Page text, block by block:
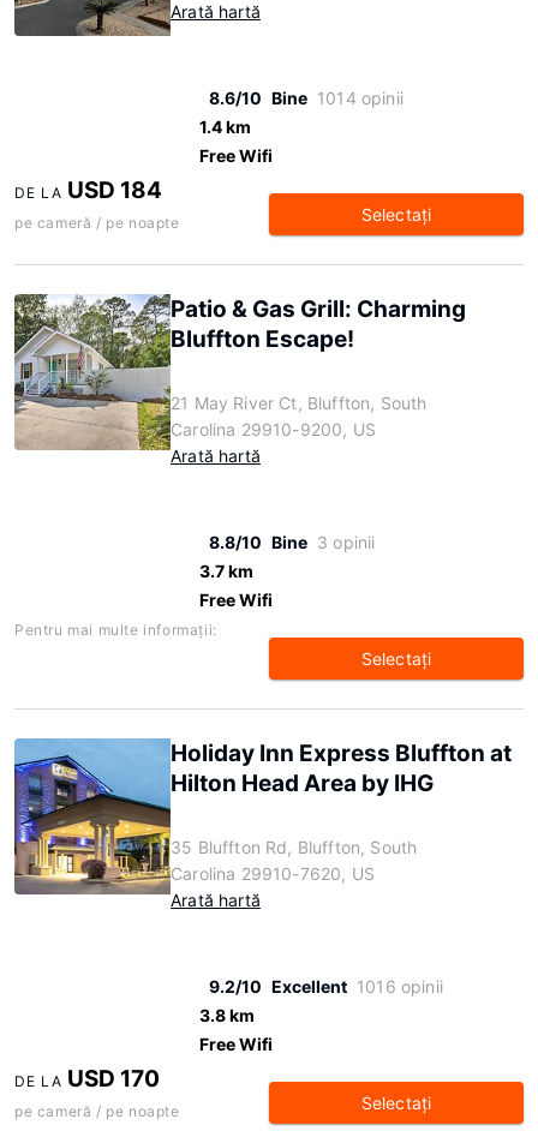
Arată hartă
8.6/10 Bine 1014 opinii
1.4 km
Free Wifi
DE LA USD 184
pe cameră / pe noapte Selectaţi
Patio & Gas Grill: Charming
Bluffton Escape!
21 May River Ct, Bluffton, South
Carolina 29910-9200, US
Arată hartă
8.8/10 Bine 3 opinii
3.7 km
Free Wifi
Pentru mai multe informaţii:
Selectaţi
Holiday Inn Express Bluffton at
Hilton Head Area by IHG
35 Bluffton Rd, Bluffton, South
Carolina 29910-7620, US
Arată hartă
9.2/10 Excellent 1016 opinii
3.8 km
Free Wifi
DE LA USD 170
pe cameră / pe noapte Selectaţi